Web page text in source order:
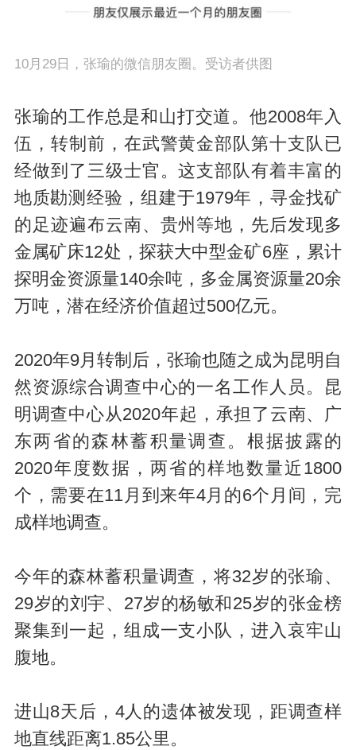
10月29日，张瑜的微信朋友圈。受访者供图
张瑜的工作总是和山打交道。他2008年入
伍，转制前，在武警黄金部队第十支队已
经做到了三级士官。这支部队有着丰富的
地质勘测经验，组建于1979年，寻金找矿
的足迹遍布云南、贵州等地，先后发现多
金属矿床12处，探获大中型金矿6座，累计
探明金资源量140余吨，多金属资源量20余
万吨，潜在经济价值超过500亿元。
2020年9月转制后，张瑜也随之成为昆明自
然资源综合调查中心的一名工作人员。昆
明调查中心从2020年起，承担了云南、广
东两省的森林蓄积量调查。根据披露的
2020年度数据，两省的样地数量近1800
个，需要在11月到来年4月的6个月间，完
成样地调查。
今年的森林蓄积量调查，将32岁的张瑜、
29岁的刘宇、27岁的杨敏和25岁的张金榜
聚集到一起，组成一支小队，进入哀牢山
腹地。
进山8天后，4人的遗体被发现，距调查样
地直线距离1.85公里。